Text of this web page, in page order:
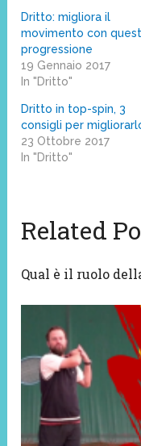
Dritto: migliora il
movimento con
progressione
19 Gennaio 2017
In "Dritto"
Dritto in top-spin, 3
consigli per
23 Ottobre 2017
In "Dritto"
Related
Qual è il ruolo